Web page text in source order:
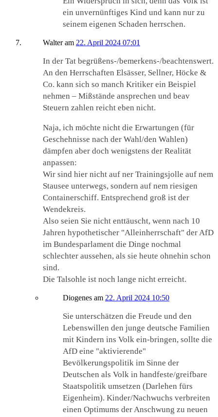
ein unvernünftiges Kind und kann nur zu
seinem eigenen Schaden herrschen.
Walteram 22. April 2024 07:01
In der Tat begrüßens-/bemerkens-/beachtenswert.
An den Herrschaften Elsässer, Sellner, Höcke &
Co. kann sich so manch Kritiker ein Beispiel
nehmen – Mißstände ansprechen und beav
Steuern zahlen reicht eben nicht.
Naja, ich möchte nicht die Erwartungen (für
Geschehnisse nach der Wahl/den Wahlen)
dämpfen aber doch wenigstens der Realität
anpassen:
Wir sind hier nicht auf ner Trainingsjolle auf nem
Stausee unterwegs, sondern auf nem riesigen
Containerschiff. Entsprechend groß ist der
Wendekreis.
Also seien Sie nicht enttäuscht, wenn nach 10
Jahren hypothetischer "Alleinherrschaft" der AfD
im Bundesparlament die Dinge nochmal
schlechter aussehen, als sie heute ohnehin schon
sind.
Die Talsohle ist noch lange nicht erreicht.
Diogenes am 22. April 2024 10:50
Sie unterschätzen die Freude und den
Lebenswillen den junge deutsche Familien
mit Kindern ins Volk ein-bringen, sollte die
AfD eine "aktivierende"
Bevölkerungspolitik im Sinne der
Deutschen als Volk in handfeste/greifbare
Staatspolitik umsetzen (Darlehen fürs
Eigenheim). Kinder/Nachwuchs verbreiten
einen Optimums der Anschwung zu neuen